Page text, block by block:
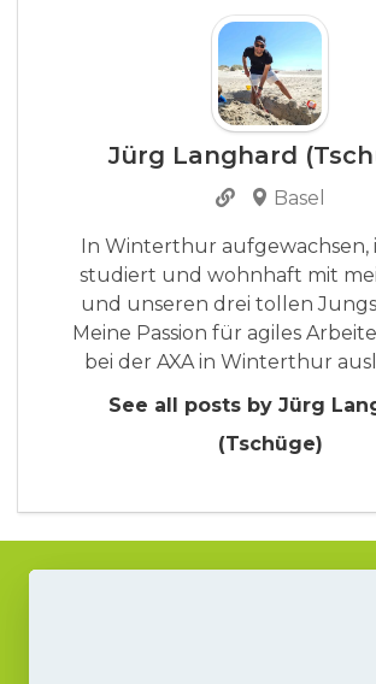
Jürg Langhard
Basel
In Winterthur aufgewachsen,
studiert und wohnhaft mit
und unseren drei tollen Jungs
Meine Passion für agiles
bei der AXA in Winterthur
See all posts by Jürg
(Tschüge)